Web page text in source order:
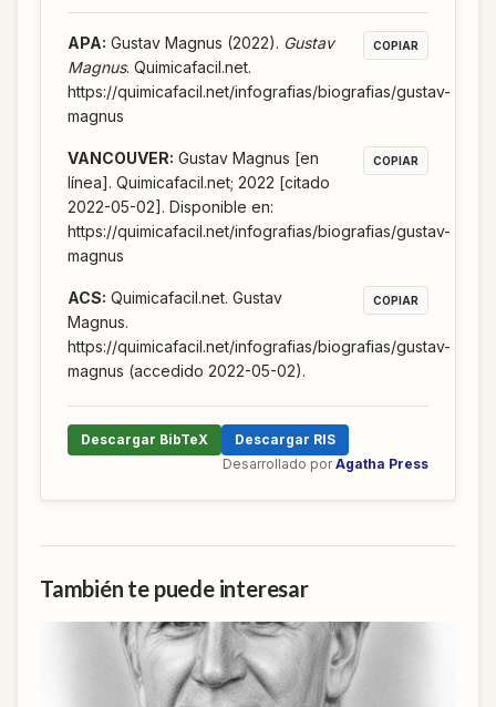
APA: Gustav Magnus (2022). Gustav
Magnus. Quimicafacil.net.
https://quimicafacil.net/infografias/biografias/gustav-
magnus
COPIAR
VANCOUVER: Gustav Magnus [en
línea]. Quimicafacil.net; 2022 [citado
2022-05-02]. Disponible en:
https://quimicafacil.net/infografias/biografias/gustav-
magnus
COPIAR
ACS: Quimicafacil.net. Gustav
Magnus.
https://quimicafacil.net/infografias/biografias/gustav-
magnus (accedido 2022-05-02).
COPIAR
Descargar BibTeX
Descargar RIS
Desarrollado por Agatha Press
También te puede interesar